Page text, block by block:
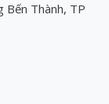
Bến Thành, TP